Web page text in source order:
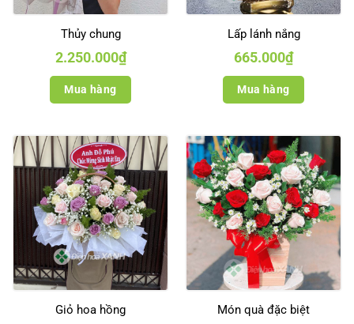
Thủy chung
2.250.000₫
Mua hàng
Lấp lánh nắng
665.000₫
Mua hàng
Giỏ hoa hồng Món quà đặc biệt